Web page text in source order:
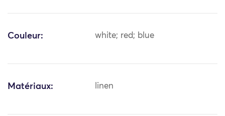
Couleur: white; red; blue
Matériaux: linen